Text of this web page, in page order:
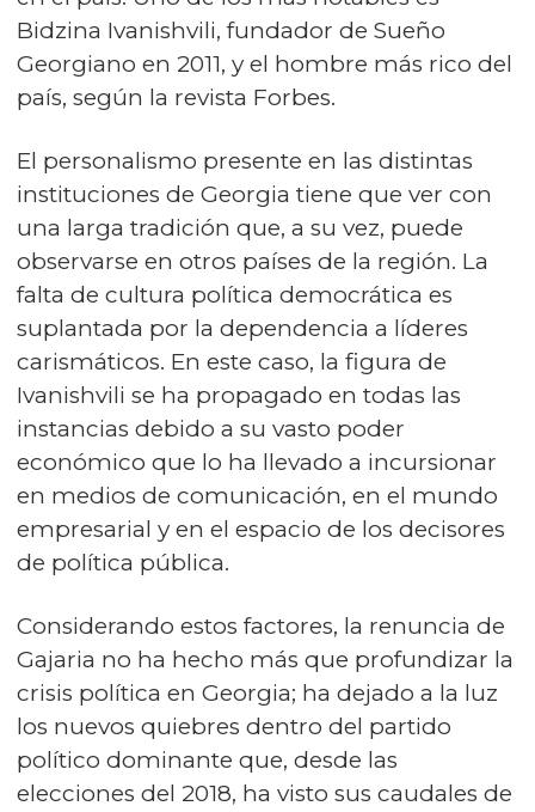
Bidzina Ivanishvili, fundador de Sueño
Georgiano en 2011, y el hombre más rico del
país, según la revista Forbes.
El personalismo presente en las distintas
instituciones de Georgia tiene que ver con
una larga tradición que, a su vez, puede
observarse en otros países de la región. La
falta de cultura política democrática es
suplantada por la dependencia a líderes
carismáticos. En este caso, la figura de
Ivanishvili se ha propagado en todas las
instancias debido a su vasto poder
económico que lo ha llevado a incursionar
en medios de comunicación, en el mundo
empresarial y en el espacio de los decisores
de política pública.
Considerando estos factores, la renuncia de
Gajaria no ha hecho más que profundizar la
crisis política en Georgia; ha dejado a la luz
los nuevos quiebres dentro del partido
político dominante que, desde las
elecciones del 2018, ha visto sus caudales de